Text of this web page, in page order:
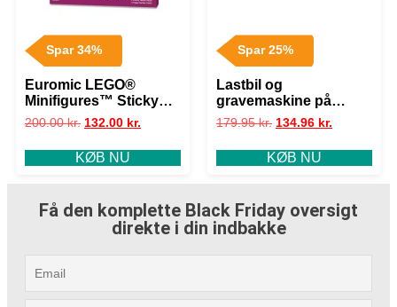
Spar 34%
Euromic LEGO®
Minifigures™ Sticky
Notes Series 24
200.00kr. 132.00 kr.
KØB NU
Spar 25%
Lastbil og
gravemaskine på
larvefødder 10931
LEGO® DUPLO®
179.95kr. 134.96 kr.
KØB NU
Få den komplette Black Friday oversigt
direkte i din indbakke